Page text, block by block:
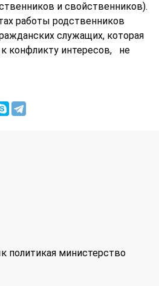
и свойственников).
работы родственников
служащих, которая
конфликту интересов, не
политикая министерство